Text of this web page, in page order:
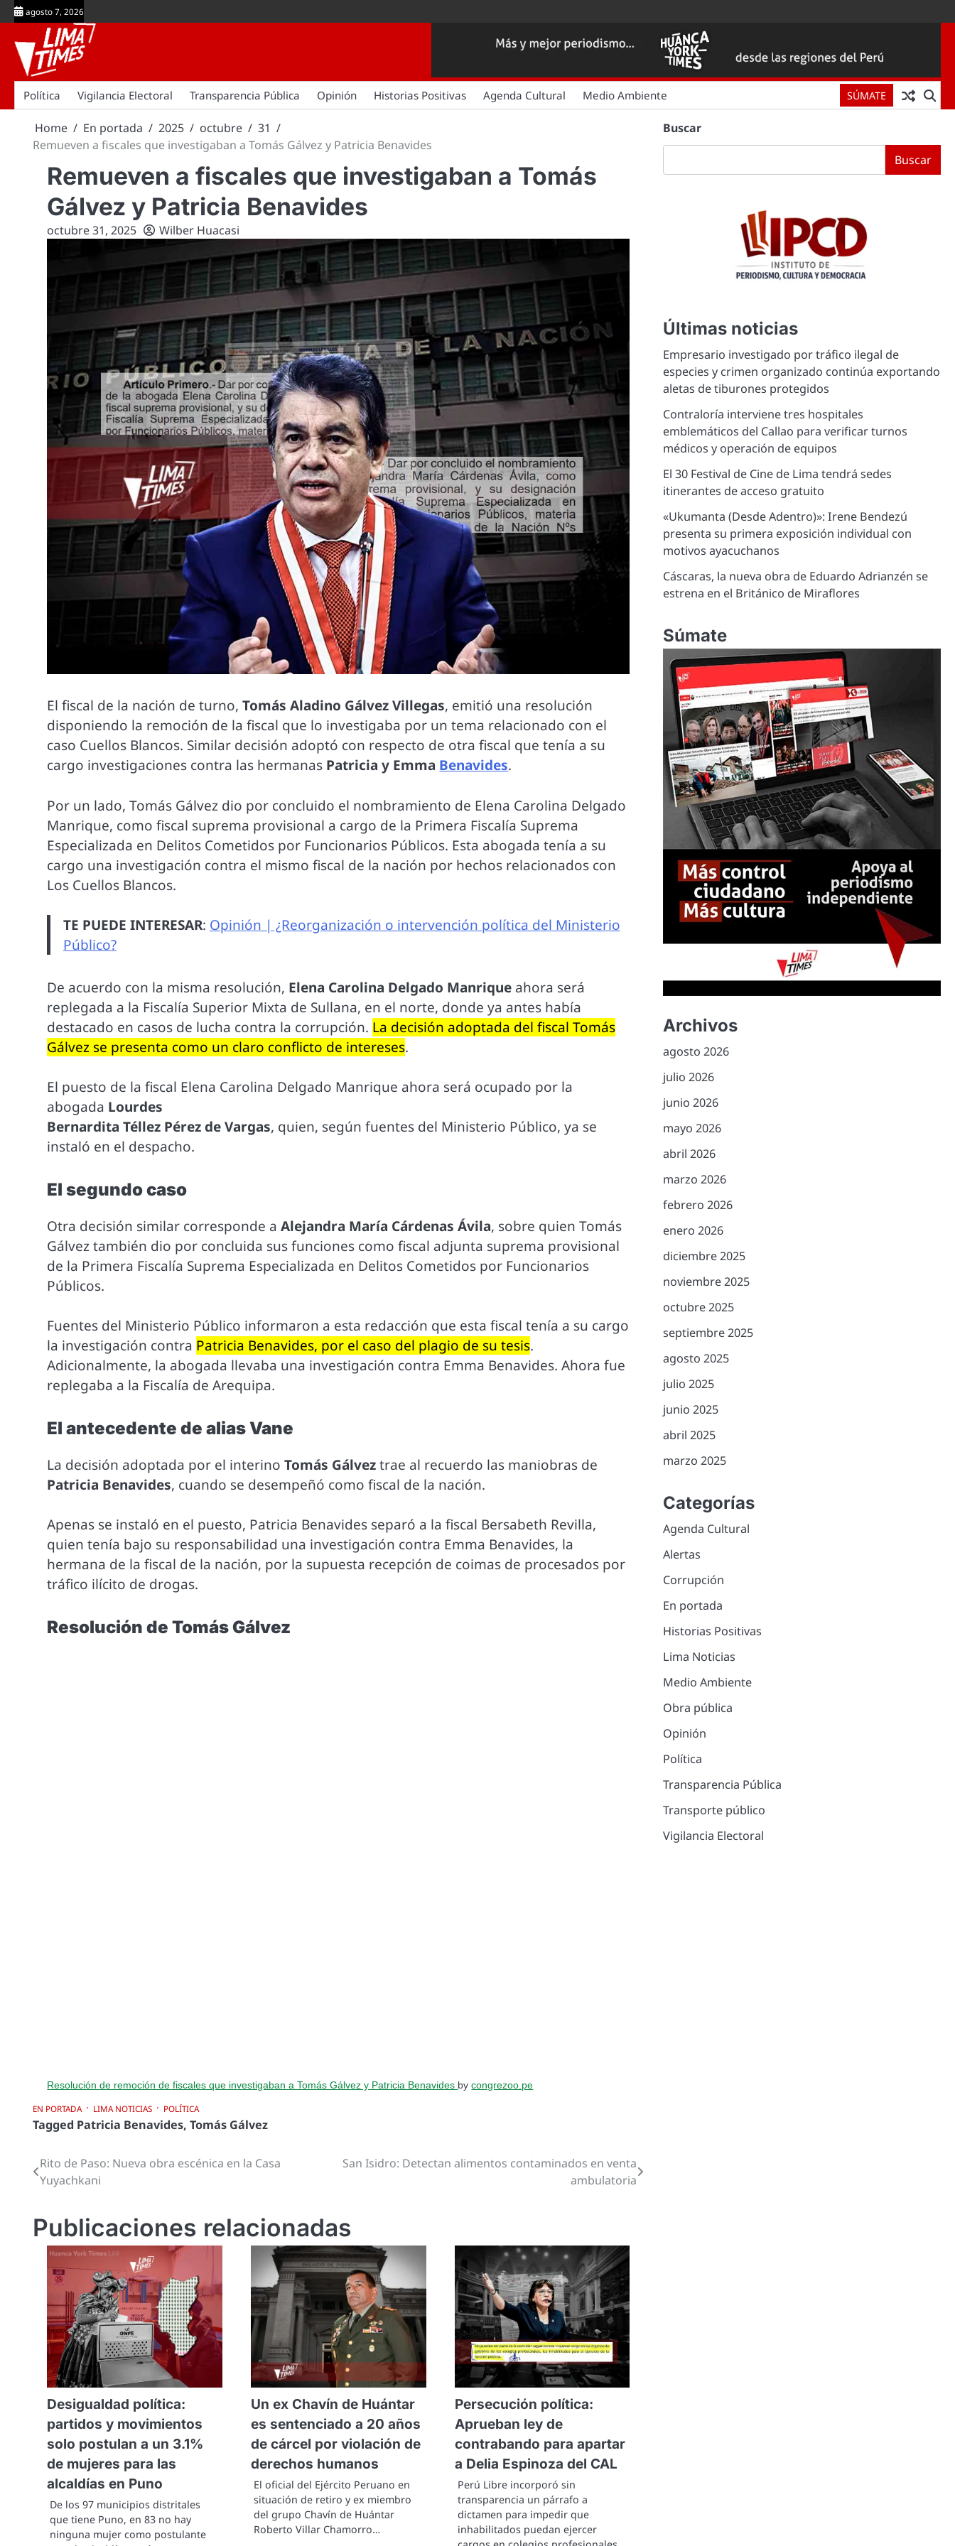
Skip
to
content
agosto 7, 2026
Política Vigilancia Electoral Transparencia Pública Opinión Historias Positivas Agenda Cultural Medio Ambiente SÚMATE
Home En portada 2025 octubre
31
Remueven a fiscales que investigaban a Tomás Gálvez y Patricia Benavides
Remueven a fiscales que investigaban a Tomás
Gálvez y Patricia Benavides
octubre 31, 2025 Wilber Huacasi
El fiscal de la nación de turno,Tomás Aladino Gálvez Villegas, emitió una resolución
disponiendo la remoción de la fiscal que lo investigaba por un tema relacionado con el
caso Cuellos Blancos. Similar decisión adoptó con respecto de otra fiscal que tenía a su
cargo investigaciones contra las hermanas Patricia y Emma Benavides.
Por un lado, Tomás Gálvez dio por concluido el nombramiento de Elena Carolina Delgado
Manrique, como fiscal suprema provisional a cargo de la Primera Fiscalía Suprema
Especializada en Delitos Cometidos por Funcionarios Públicos. Esta abogada tenía a su
cargo una investigación contra el mismo fiscal de la nación por hechos relacionados con
Los Cuellos Blancos.
TE PUEDE INTERESAR: Opinión | ¿Reorganización o intervención política del Ministerio
Público?
De acuerdo con la misma resolución, Elena Carolina Delgado Manrique ahora será
replegada a la Fiscalía Superior Mixta de Sullana, en el norte, donde ya antes había
destacado en casos de lucha contra la corrupción. La decisión adoptada del fiscal Tomás
Gálvez se presenta como un claro conflicto de intereses.
El puesto de la fiscal Elena Carolina Delgado Manrique ahora será ocupado por la
abogada Lourdes
Bernardita Téllez Pérez de Vargas, quien, según fuentes del Ministerio Público, ya se
instaló en el despacho.
El segundo caso
Otra decisión similar corresponde aAlejandra María Cárdenas Ávila, sobre quien Tomás
Gálvez también dio por concluida sus funciones como fiscal adjunta suprema provisional
de la Primera Fiscalía Suprema Especializada en Delitos Cometidos por Funcionarios
Públicos.
Fuentes del Ministerio Público informaron a esta redacción que esta fiscal tenía a su cargo
la investigación contra Patricia Benavides, por el caso del plagio de su tesis.
Adicionalmente, la abogada llevaba una investigación contra Emma Benavides. Ahora fue
replegaba a la Fiscalía de Arequipa.
El antecedente de alias Vane
La decisión adoptada por el interinoTomás Gálveztrae al recuerdo las maniobras de
Patricia Benavides, cuando se desempeñó como fiscal de la nación.
Apenas se instaló en el puesto, Patricia Benavides separó a la fiscal Bersabeth Revilla,
quien tenía bajo su responsabilidad una investigación contra Emma Benavides, la
hermana de la fiscal de la nación, por la supuesta recepción de coimas de procesados por
tráfico ilícito de drogas.
Resolución de Tomás Gálvez
Resolución de remoción de fiscales que investigaban a Tomás Gálvez y Patricia Benavides bycongrezoo.pe
EN PORTADA LIMA NOTICIAS POLÍTICA
Tagged Patricia Benavides,Tomás Gálvez
Navegación
entradas
Rito de Paso: Nueva obra escénica en la Casa
Yuyachkani
San Isidro: Detectan alimentos contaminados en venta
ambulatoria
Publicaciones relacionadas
Desigualdad política:
partidos y movimientos
solo postulan a un 3.1%
de mujeres para las
alcaldías en Puno
De los 97 municipios distritales
que tiene Puno, en 83 no hay
ninguna mujer como postulante
Un ex Chavín de Huántar
es sentenciado a 20 años
de cárcel por violación de
derechos humanos
El oficial del Ejército Peruano en
situación de retiro y ex miembro
del grupo Chavín de Huántar
Roberto Villar Chamorro…
Persecución política:
Aprueban ley de
contrabando para apartar
a Delia Espinoza del CAL
Perú Libre incorporó sin
transparencia un párrafo a
dictamen para impedir que
inhabilitados puedan ejercer
Buscar
Buscar
Últimas noticias
Empresario investigado por tráfico ilegal de
especies y crimen organizado continúa exportando
aletas de tiburones protegidos
Contraloría interviene tres hospitales
emblemáticos del Callao para verificar turnos
médicos y operación de equipos
El 30 Festival de Cine de Lima tendrá sedes
itinerantes de acceso gratuito
«Ukumanta (Desde Adentro)»: Irene Bendezú
presenta su primera exposición individual con
motivos ayacuchanos
Cáscaras, la nueva obra de Eduardo Adrianzén se
estrena en el Británico de Miraflores
Súmate
Archivos
agosto 2026
julio 2026
junio 2026
mayo 2026
abril 2026
marzo 2026
febrero 2026
enero 2026
diciembre 2025
noviembre 2025
octubre 2025
septiembre 2025
agosto 2025
julio 2025
junio 2025
abril 2025
marzo 2025
Categorías
Agenda Cultural
Alertas
Corrupción
En portada
Historias Positivas
Lima Noticias
Medio Ambiente
Obra pública
Opinión
Política
Transparencia Pública
Transporte público
Vigilancia Electoral